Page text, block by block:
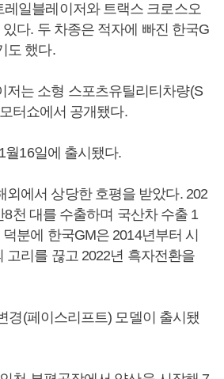
레일블레이저와 트랙스 크로스오
다. 두 차종은 적자에 빠진 한국G
도 했다.
저는 소형 스포츠유틸리티차량(S
터쇼에서 공개됐다.
월16일에 출시됐다.
외에서 상당한 호평을 받았다. 202
8천 대를 수출하며 국산차 수출 1
분에 한국GM은 2014년부터 시
고리를 끊고 2022년 흑자전환을
경(페이스리프트) 모델이 출시됐